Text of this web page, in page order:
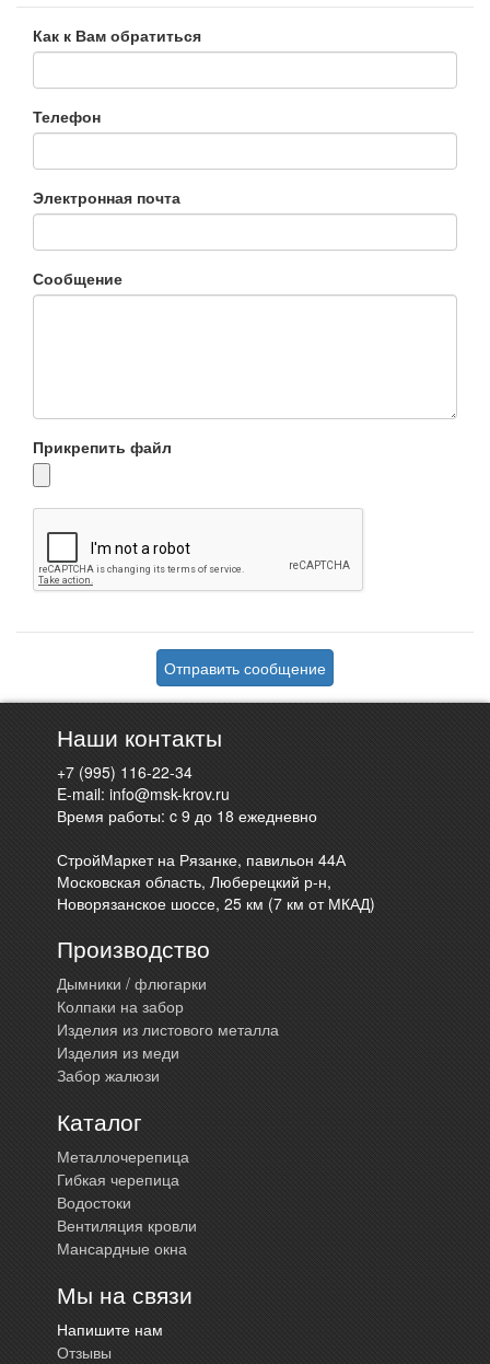
Как к Вам обратиться
Телефон
Электронная почта
Сообщение
Прикрепить файл
Отправить сообщение
Наши контакты
+7 (995) 116-22-34
E-mail:info@msk-krov.ru
Время работы: c 9 до 18 ежедневно
СтройМаркет на Рязанке, павильон 44А
Московская область, Люберецкий р-н,
Новорязанское шоссе, 25 км (7 км от МКАД)
Производство
Дымники / флюгарки
Колпаки на забор
Изделия из листового металла
Изделия из меди
Забор жалюзи
Каталог
Металлочерепица
Гибкая черепица
Водостоки
Вентиляция кровли
Мансардные окна
Мы на связи
Напишите нам
Отзывы